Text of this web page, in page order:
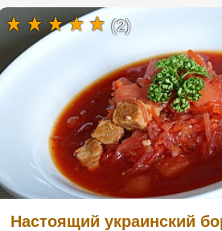
Настоящий украинский
(2)